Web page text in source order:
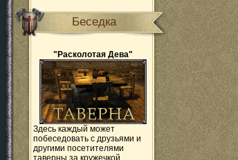
Беседка
"Расколотая Дева"
Здесь каждый может
побеседовать с друзьями и
другими посетителями
таверны за кружечкой